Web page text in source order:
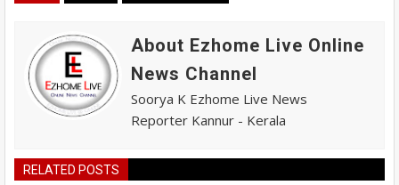
About Ezhome Live Online
News Channel
Soorya K Ezhome Live News
Reporter Kannur - Kerala
RELATED POSTS